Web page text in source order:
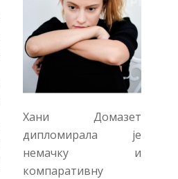
Хани Домазет
дипломирала је
немачку и
компаративну